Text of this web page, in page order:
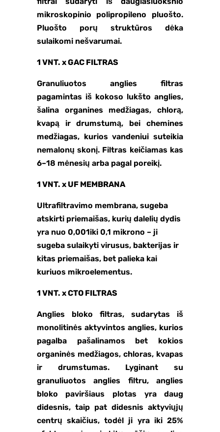
mikroskopinio polipropileno pluošto.
Pluošto porų struktūros dėka
sulaikomi nešvarumai.
1 VNT. x GAC FILTRAS
Granuliuotos anglies filtras
pagamintas iš kokoso lukšto anglies,
šalina organines medžiagas, chlorą,
kvapą ir drumstumą, bei chemines
medžiagas, kurios vandeniui suteikia
nemalonų skonį. Filtras keičiamas kas
6–18 mėnesių arba pagal poreikį.
1 VNT. x UF MEMBRANA
Ultrafiltravimo membrana, sugeba
atskirti priemaišas, kurių dalelių dydis
yra nuo 0,001iki 0,1 mikrono – ji
sugeba sulaikyti virusus, bakterijas ir
kitas priemaišas, bet palieka kai
kuriuos mikroelementus.
1 VNT. x CTO FILTRAS
Anglies bloko filtras, sudarytas iš
monolitinės aktyvintos anglies, kurios
pagalba pašalinamos bet kokios
organinės medžiagos, chloras, kvapas
ir drumstumas. Lyginant su
granuliuotos anglies filtru, anglies
bloko paviršiaus plotas yra daug
didesnis, taip pat didesnis aktyviųjų
centrų skaičius, todėl ji yra iki 25%